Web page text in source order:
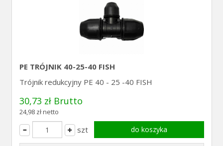
PE TRÓJNIK 40-25-40 FISH
Trójnik redukcyjny PE 40 - 25 -40 FISH
30,73 zł Brutto
24,98 zł netto
szt do koszyka